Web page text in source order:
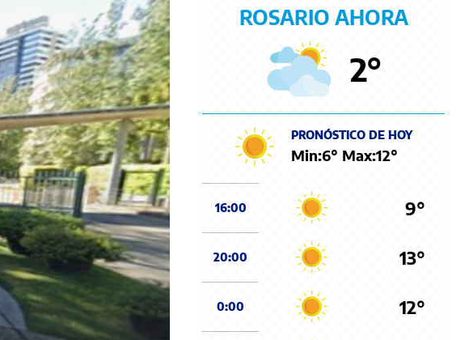
ROSARIO AHORA
2°
PRONÓSTICO DE HOY
Min:6° Max:12°
16:00 9°
20:00 13°
0:00 12°